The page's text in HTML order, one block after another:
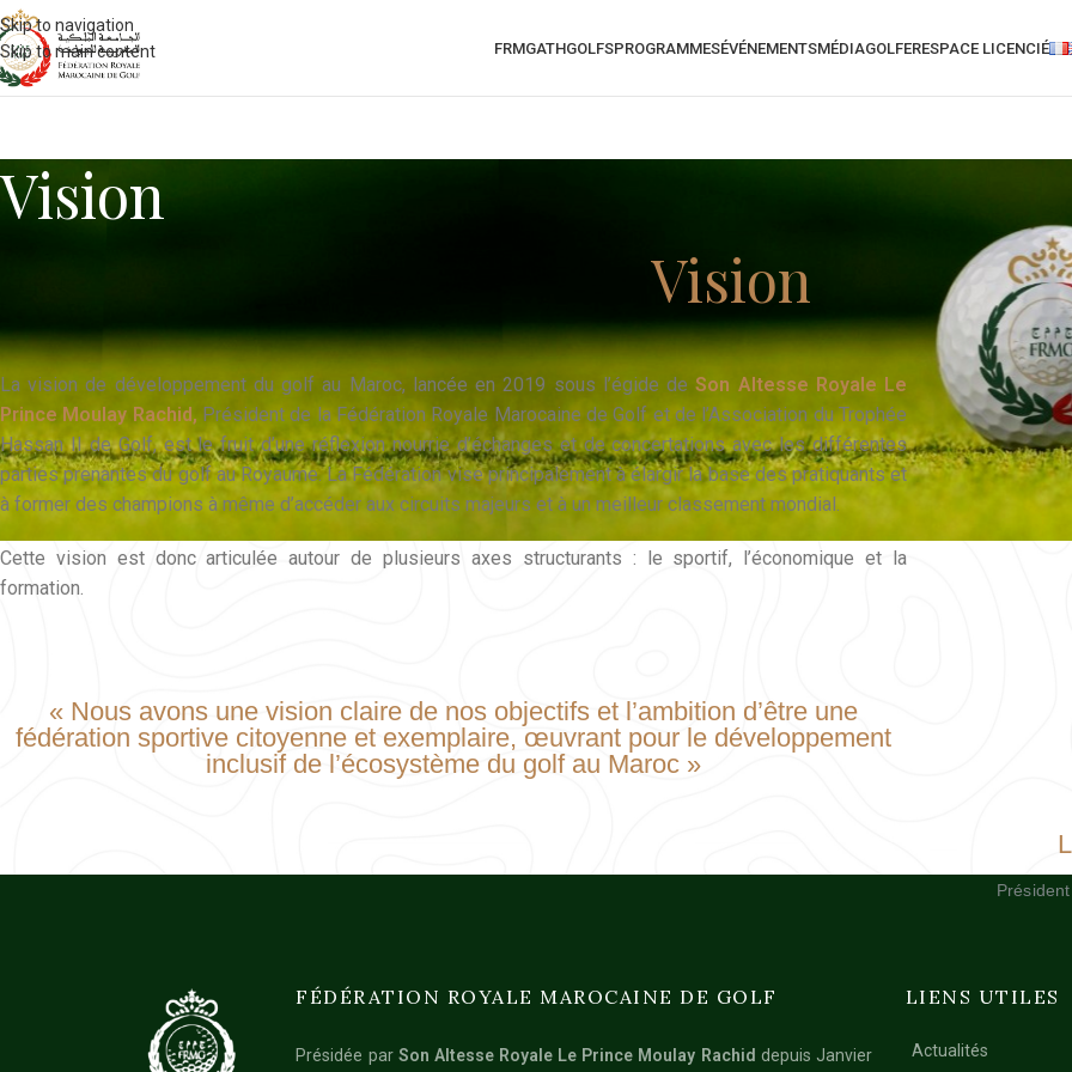
Skip to navigation
Skip to main content
FRMGATHGOLFSPROGRAMMESÉVÉNEMENTSMÉDIAGOLFERESPACE LICENCIÉ
Vision
Vision
La vision de développement du golf au Maroc, lancée en 2019 sous l’égide deSon Altesse Royale Le
Prince Moulay Rachid, Président de la Fédération Royale Marocaine de Golf et de l’Association du Trophée
Hassan II de Golf, est le fruit d’une réflexion nourrie d’échanges et de concertations avec les différentes
parties prenantes du golf au Royaume. La Fédération vise principalement à élargir la base des pratiquants et
à former des champions à même d’accéder aux circuits majeurs et à un meilleur classement mondial.
Cette vision est donc articulée autour de plusieurs axes structurants : le sportif, l’économique et la
formation.
« Nous avons une vision claire de nos objectifs et l’ambition d’être une
fédération sportive citoyenne et exemplaire, œuvrant pour le développement
inclusif de l’écosystème du golf au Maroc »
FÉDÉRATION ROYALE MAROCAINE DE GOLF
Présidée par Son Altesse Royale Le Prince Moulay Rachid depuis Janvier
LIENS UTILES
Actualités